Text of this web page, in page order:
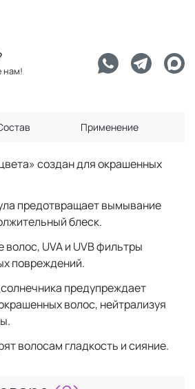
нам!
Применение
создан для окрашенных
предотвращает вымывание
блеск.
UVA и UVB фильтры
повреждений.
предупреждает
волос, нейтрализуя
волосам гладкость и сияние.